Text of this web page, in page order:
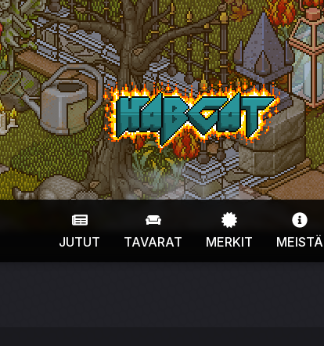
HabCat
JUTUT
TAVARAT MERKIT MEISTÄ